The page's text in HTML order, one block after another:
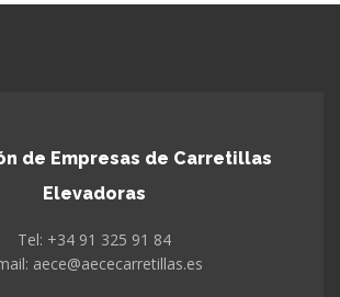
de Empresas de Carretillas
Elevadoras
Tel: +34 91 325 91 84
aece@aececarretillas.es